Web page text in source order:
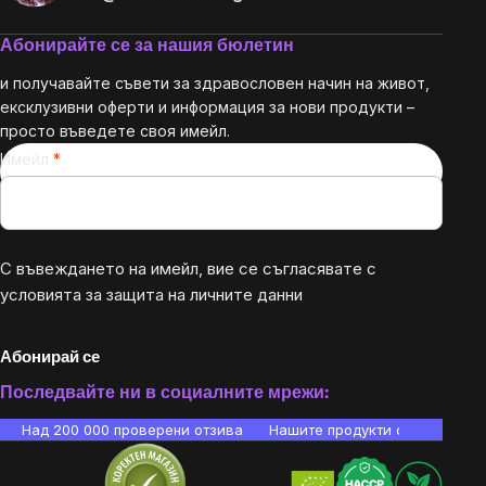
Абонирайте се за нашия бюлетин
и получавайте съвети за здравословен начин на живот,
ексклузивни оферти и информация за нови продукти –
просто въведете своя имейл.
Имейл
С въвеждането на имейл, вие се съгласявате с
условията за защита на личните данни
Абонирай се
Последвайте ни в социалните мрежи:
Над 200 000 проверени отзива Нашите продукти са